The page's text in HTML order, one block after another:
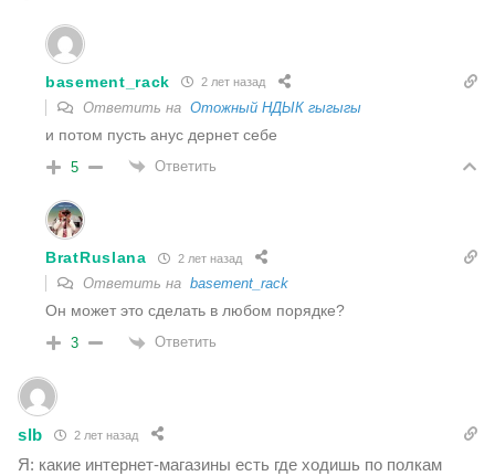
basement_rack 2 лет назад
Ответить на Отожный НДЫК гыгыгы
и потом пусть анус дернет себе
5 Ответить
BratRuslana 2 лет назад
Ответить на basement_rack
Он может это сделать в любом порядке?
3 Ответить
slb 2 лет назад
Я: какие интернет-магазины есть где ходишь по полкам